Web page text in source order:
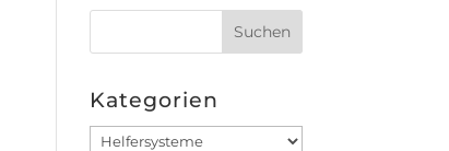
Kategorien
Kategorien